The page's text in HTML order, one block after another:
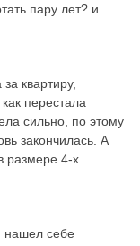
пару лет? и
квартиру,
перестала
сильно, по этому
закончилась. А
размере 4-х
нашел себе